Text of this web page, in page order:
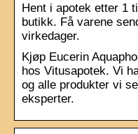
Hent i apotek etter 1
butikk. Få varene
virkedager.
Kjøp Eucerin
hos Vitusapotek. Vi
og alle produkter vi
eksperter.